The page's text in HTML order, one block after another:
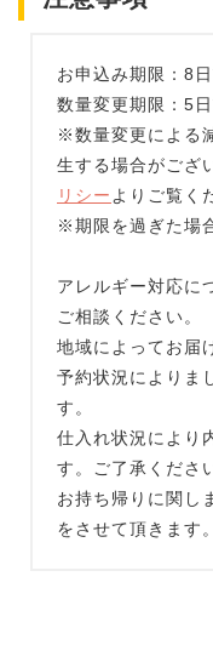
お申込み期限：8
数量変更期限：5
※数量変更による
生する場合がござ
リシー よりご覧く
※期限を過ぎた場
アレルギー対応に
ご相談ください。
地域によってお届
予約状況によりま
す。
仕入れ状況により
す。ご了承くださ
お持ち帰りに関し
をさせて頂きます。